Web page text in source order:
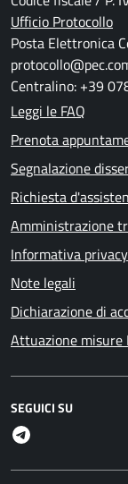
Ufficio Protocollo
Posta Elettronica
Centralino: +39
Leggi le FAQ
Prenota
Segnalazione
Richiesta
Amministrazione
Informativa privacy
Note legali
Dichiarazione di
Attuazione misure
SEGUICI SU